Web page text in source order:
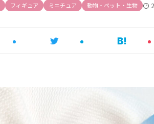
フィギュア ミニチュア 動物・ペット・生物